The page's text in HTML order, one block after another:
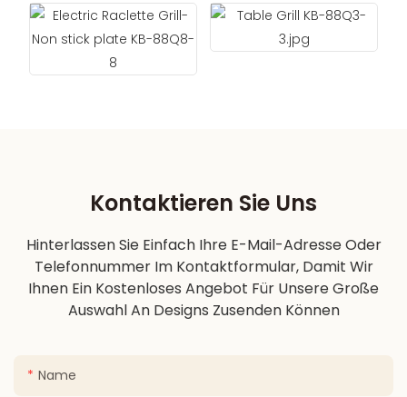
Kontaktieren Sie Uns
Hinterlassen Sie Einfach Ihre E-Mail-Adresse Oder
Telefonnummer Im Kontaktformular, Damit Wir
Ihnen Ein Kostenloses Angebot Für Unsere Große
Auswahl An Designs Zusenden Können
Name